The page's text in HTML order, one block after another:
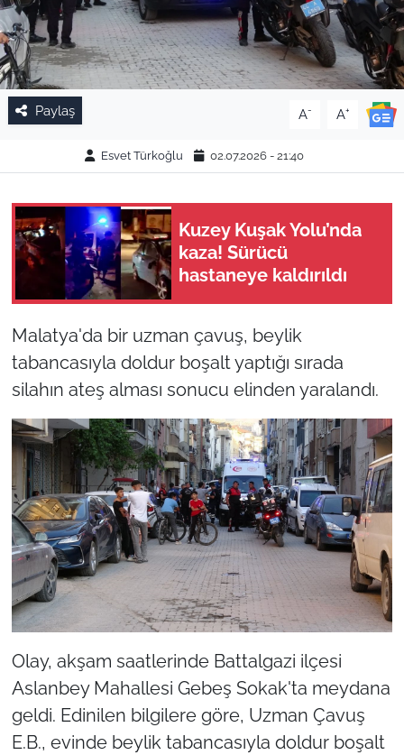
Paylaş A- A+
Esvet Türkoğlu 02.07.2026 - 21:40
Kuzey Kuşak Yolu’nda
kaza! Sürücü
hastaneye kaldırıldı
Malatya'da bir uzman çavuş, beylik
tabancasıyla doldur boşalt yaptığı sırada
silahın ateş alması sonucu elinden yaralandı.
Olay, akşam saatlerinde Battalgazi ilçesi
Aslanbey Mahallesi Gebeş Sokak'ta meydana
geldi. Edinilen bilgilere göre, Uzman Çavuş
E.B., evinde beylik tabancasıyla doldur boşalt